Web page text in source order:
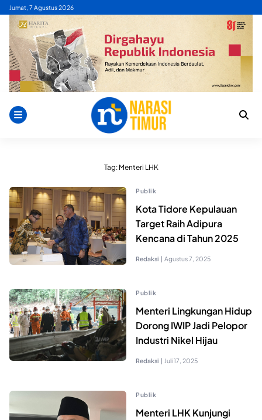
Skip
content
Jumat, 7 Agustus 2026
Tag: Menteri LHK
Publik
Kota Tidore Kepulauan
Target Raih Adipura
Kencana di Tahun 2025
Redaksi | Agustus 7, 2025
Publik
Menteri Lingkungan Hidup
Dorong IWIP Jadi Pelopor
Industri Nikel Hijau
Redaksi | Juli 17, 2025
Publik
Menteri LHK Kunjungi